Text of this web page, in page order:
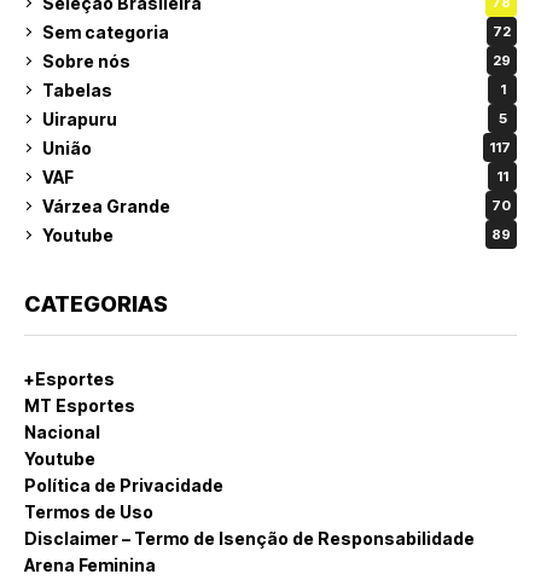
Sem categoria 72
Sobre nós 29
Tabelas 1
Uirapuru 5
União 117
VAF 11
Várzea Grande 70
Youtube 89
CATEGORIAS
+Esportes
MT Esportes
Nacional
Youtube
Política de Privacidade
Termos de Uso
Disclaimer – Termo de Isenção de Responsabilidade
Arena Feminina